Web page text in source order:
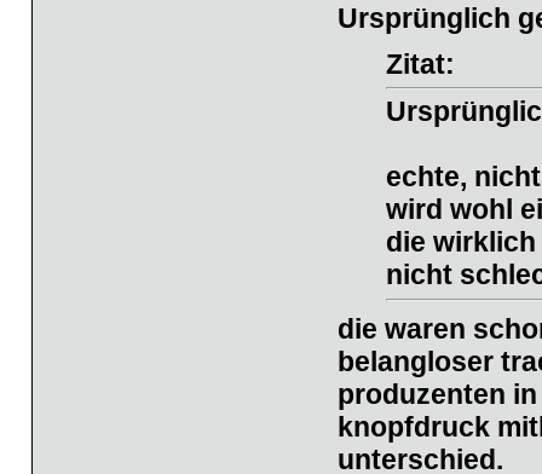
Ursprünglich
Zitat:
echte,
wird wohl
die
nicht
die waren
belangloser
produzenten
knopfdruck
unterschied.